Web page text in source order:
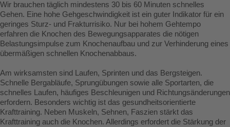
Wir brauchen täglich mindestens 30 bis 60 Minuten schnelles
Gehen. Eine hohe Gehgeschwindigkeit ist ein guter Indikator für ein
geringes Sturz- und Frakturrisiko. Nur bei hohem Gehtempo
erfahren die Knochen des Bewegungsapparates die nötigen
Belastungsimpulse zum Knochenaufbau und zur Verhinderung eines
übermäßigen schnellen Knochenabbaus.
Am wirksamsten sind Laufen, Sprinten und das Bergsteigen.
Schnelle Bergabläufe, Sprungübungen sowie alle Sportarten, die
schnelles Laufen, häufiges Beschleunigen und Richtungsänderungen
erfordern. Besonders wichtig ist das gesundheitsorientierte
Krafttraining. Neben Muskeln, Sehnen, Faszien stärkt das
Krafttraining auch die Knochen. Allerdings erfordert die Stärkung der